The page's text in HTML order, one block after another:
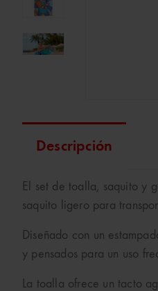
Descripción
El set de toalla, saquito y
saquito ligero para
Diseñado con un
y pensados para un uso
La toalla ofrece un tacto